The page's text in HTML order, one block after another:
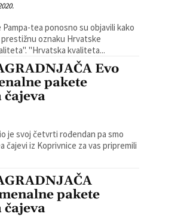
tea ponosno su objavili kako
oznaku Hrvatske
gospodarske komore "Hrvatska kvaliteta". "Hrvatska kvaliteta...
Evo
pakete
čajeva
je svoj četvrti rođendan pa smo
čajevi iz Koprivnice za vas pripremili
pakete
čajeva